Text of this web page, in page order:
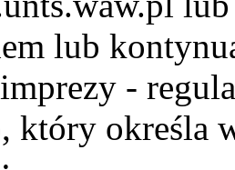
lub
-
który określa